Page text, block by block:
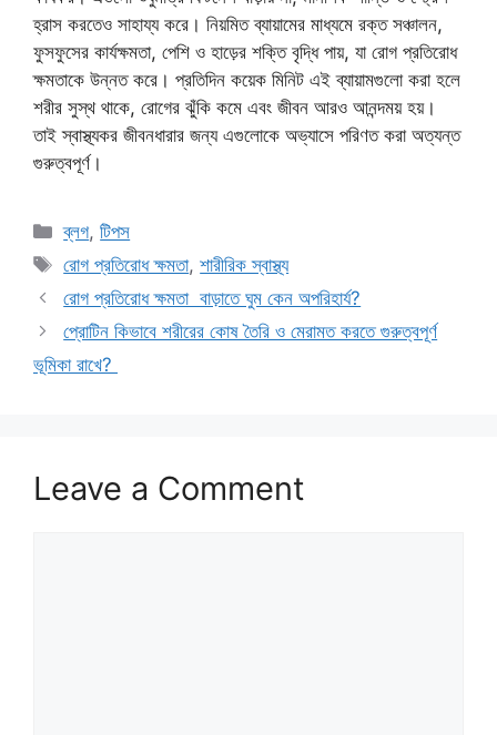
হ্রাস করতেও সাহায্য করে। নিয়মিত ব্যায়ামের মাধ্যমে রক্ত সঞ্চালন,
ফুসফুসের কার্যক্ষমতা, পেশি ও হাড়ের শক্তি বৃদ্ধি পায়, যা রোগ প্রতিরোধ
ক্ষমতাকে উন্নত করে। প্রতিদিন কয়েক মিনিট এই ব্যায়ামগুলো করা হলে
শরীর সুস্থ থাকে, রোগের ঝুঁকি কমে এবং জীবন আরও আনন্দময় হয়।
তাই স্বাস্থ্যকর জীবনধারার জন্য এগুলোকে অভ্যাসে পরিণত করা অত্যন্ত
গুরুত্বপূর্ণ।
Categories
ব্লগ,টিপস
Tags
রোগ প্রতিরোধ ক্ষমতা,শারীরিক স্বাস্থ্য
রোগ প্রতিরোধ ক্ষমতা বাড়াতে ঘুম কেন অপরিহার্য?
প্রোটিন কিভাবে শরীরের কোষ তৈরি ও মেরামত করতে গুরুত্বপূর্ণ
ভূমিকা রাখে?
Leave a Comment